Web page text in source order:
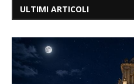
ULTIMI ARTICOLI